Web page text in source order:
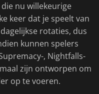
nu willekeurige
keer dat je speelt van
rotaties, dus
kunnen spelers
, Nightfalls-
zijn ontworpen om
op te voeren.